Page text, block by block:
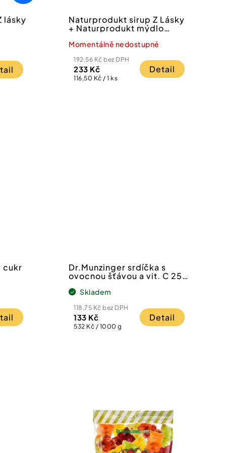
lásky
Naturprodukt sirup Z Lásky
+ Naturprodukt mýdlo
Momentálně nedostupné
192,56 Kč bez DPH
233 Kč
Měrná
116,50 Kč / 1 ks
Detail
cukr
Dr.Munzinger srdíčka s
ovocnou šťávou a vit. C 250
Skladem
118,75 Kč bez DPH
133 Kč
Měrná
532 Kč / 1000 g
Detail